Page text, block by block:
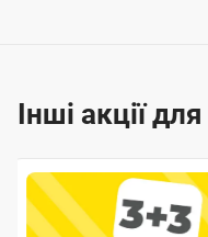
Інші акції